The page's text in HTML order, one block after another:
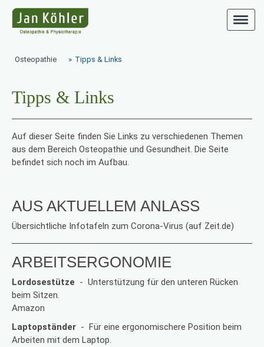
Osteopathie Tipps & Links
Tipps & Links
Auf dieser Seite finden Sie Links zu verschiedenen Themen
aus dem Bereich Osteopathie und Gesundheit. Die Seite
befindet sich noch im Aufbau.
AUS AKTUELLEM ANLASS
Übersichtliche Infotafeln zum Corona-Virus (auf Zeit.de)
ARBEITSERGONOMIE
Lordosestütze - Unterstützung für den unteren Rücken
beim Sitzen.
Amazon
Laptopständer - Für eine ergonomischere Position beim
Arbeiten mit dem Laptop.